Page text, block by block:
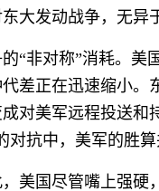
大发动战争，无异
“非对称”消耗。美
差正在迅速缩小。
对美军远程投送和
对抗中，美军的胜
，美国尽管嘴上强硬